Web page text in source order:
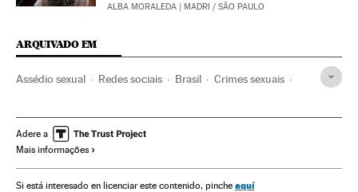
ALBA MORALEDA | MADRI / SÃO PAULO
ARQUIVADO EM
Assédio sexual Redes sociais Brasil Crimes sexuais
Delitos Internet Telecomunicações
Adere a
Mais informações
Si está interesado en licenciar este contenido, pinche aquí